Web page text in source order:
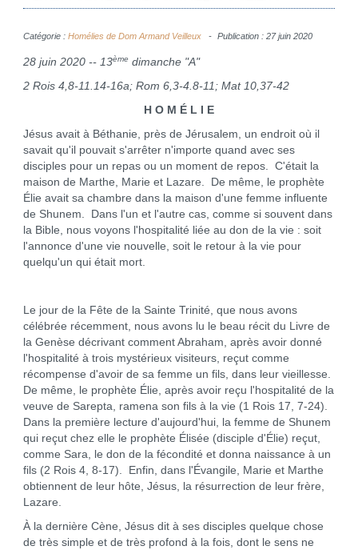
Catégorie : Homélies de Dom Armand Veilleux Publication : 27 juin 2020
28 juin 2020 -- 13ème dimanche "A"
2 Rois 4,8-11.14-16a; Rom 6,3-4.8-11; Mat 10,37-42
H O M É L I E
Jésus avait à Béthanie, près de Jérusalem, un endroit où il
savait qu'il pouvait s'arrêter n'importe quand avec ses
disciples pour un repas ou un moment de repos. C'était la
maison de Marthe, Marie et Lazare. De même, le prophète
Élie avait sa chambre dans la maison d'une femme influente
de Shunem. Dans l'un et l'autre cas, comme si souvent dans
la Bible, nous voyons l'hospitalité liée au don de la vie : soit
l'annonce d'une vie nouvelle, soit le retour à la vie pour
quelqu'un qui était mort.
Le jour de la Fête de la Sainte Trinité, que nous avons
célébrée récemment, nous avons lu le beau récit du Livre de
la Genèse décrivant comment Abraham, après avoir donné
l'hospitalité à trois mystérieux visiteurs, reçut comme
récompense d'avoir de sa femme un fils, dans leur vieillesse.
De même, le prophète Élie, après avoir reçu l'hospitalité de la
veuve de Sarepta, ramena son fils à la vie (1 Rois 17, 7-24).
Dans la première lecture d'aujourd'hui, la femme de Shunem
qui reçut chez elle le prophète Élisée (disciple d'Élie) reçut,
comme Sara, le don de la fécondité et donna naissance à un
fils (2 Rois 4, 8-17). Enfin, dans l'Évangile, Marie et Marthe
obtiennent de leur hôte, Jésus, la résurrection de leur frère,
Lazare.
À la dernière Cène, Jésus dit à ses disciples quelque chose
de très simple et de très profond à la fois, dont le sens ne